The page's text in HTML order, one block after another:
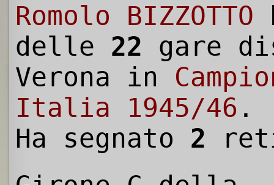
Romolo BIZZOTTO
delle 22 gare
Verona in
Italia 1945/46 .
Ha segnato 2